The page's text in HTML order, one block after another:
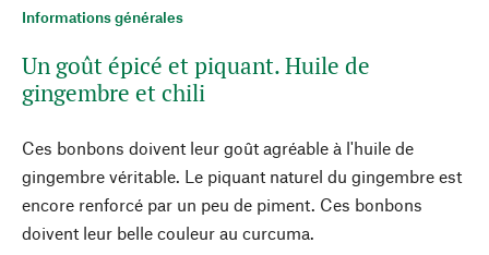
Informations générales
Un goût épicé et piquant. Huile de
gingembre et chili
Ces bonbons doivent leur goût agréable à l'huile de
gingembre véritable. Le piquant naturel du gingembre est
encore renforcé par un peu de piment. Ces bonbons
doivent leur belle couleur au curcuma.